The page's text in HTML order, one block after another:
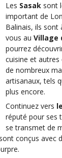
Les Sasaksont
important de
Balinais, ils sont
vous au Village
pourrez
cuisine et autres
de nombreux
artisanaux, tels
plus encore.
Continuez vers
réputé pour ses
se transmet de
conçus avec